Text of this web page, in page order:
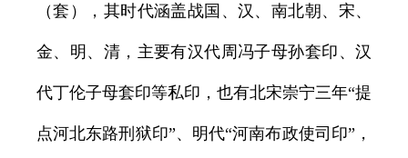
（套），其时代涵盖战国、汉、南北朝、宋、
金、明、清，主要有汉代周冯子母孙套印、汉
代丁伦子母套印等私印，也有北宋崇宁三年“提
点河北东路刑狱印”、明代“河南布政使司印”，